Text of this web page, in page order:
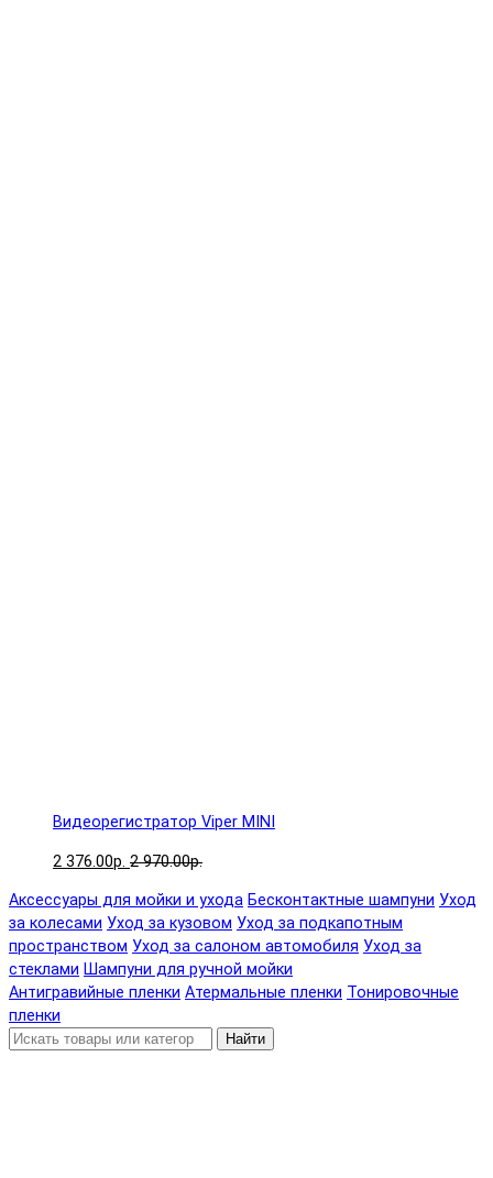
Видеорегистратор Viper MINI
2 376.00р. 2 970.00р.
Аксессуары для мойки и ухода Бесконтактные шампуни Уход
за колесами Уход за кузовом Уход за подкапотным
пространством Уход за салоном автомобиля Уход за
стеклами Шампуни для ручной мойки
Антигравийные пленки Атермальные пленки Тонировочные
пленки
Найти